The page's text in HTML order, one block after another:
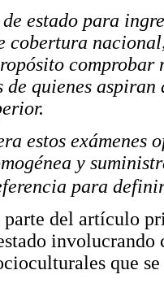
de estado para
cobertura
comprobar
de quienes
estos exámenes
y
para
parte del artículo
que